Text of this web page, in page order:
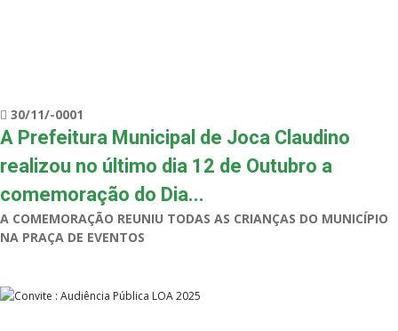
30/11/-0001
A Prefeitura Municipal de Joca Claudino
realizou no último dia 12 de Outubro a
comemoração do Dia...
A COMEMORAÇÃO REUNIU TODAS AS CRIANÇAS DO MUNICÍPIO
NA PRAÇA DE EVENTOS